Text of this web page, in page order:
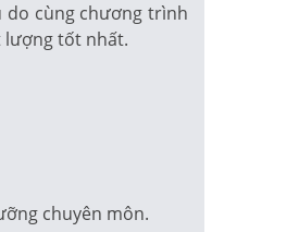
do cùng chương trình
lượng tốt nhất.
chuyên môn.